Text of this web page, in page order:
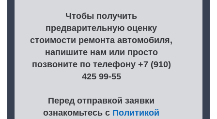
Чтобы получить
предварительную оценку
стоимости ремонта автомобиля,
напишите нам или просто
позвоните по телефону +7 (910)
425 99-55
Перед отправкой заявки
ознакомьтесь с Политикой